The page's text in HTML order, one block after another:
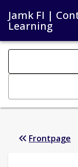
Jamk FI |
Learning
Search
Frontpage